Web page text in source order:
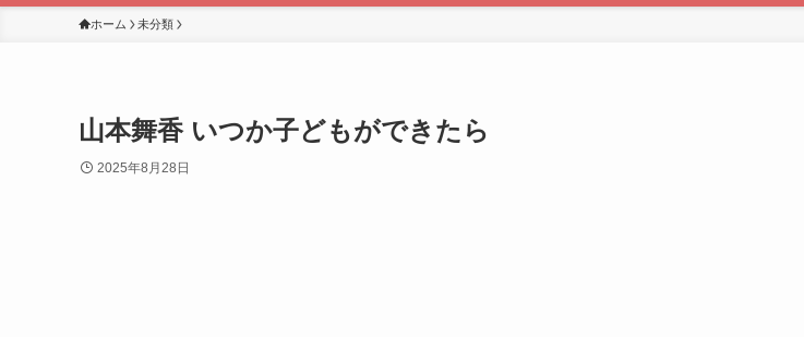
ホーム 未分類
山本舞香 いつか子どもができたら
2025年8月28日